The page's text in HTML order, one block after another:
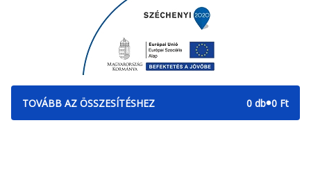
TOVÁBB AZ ÖSSZESÍTÉSHEZ 0 db 0 Ft